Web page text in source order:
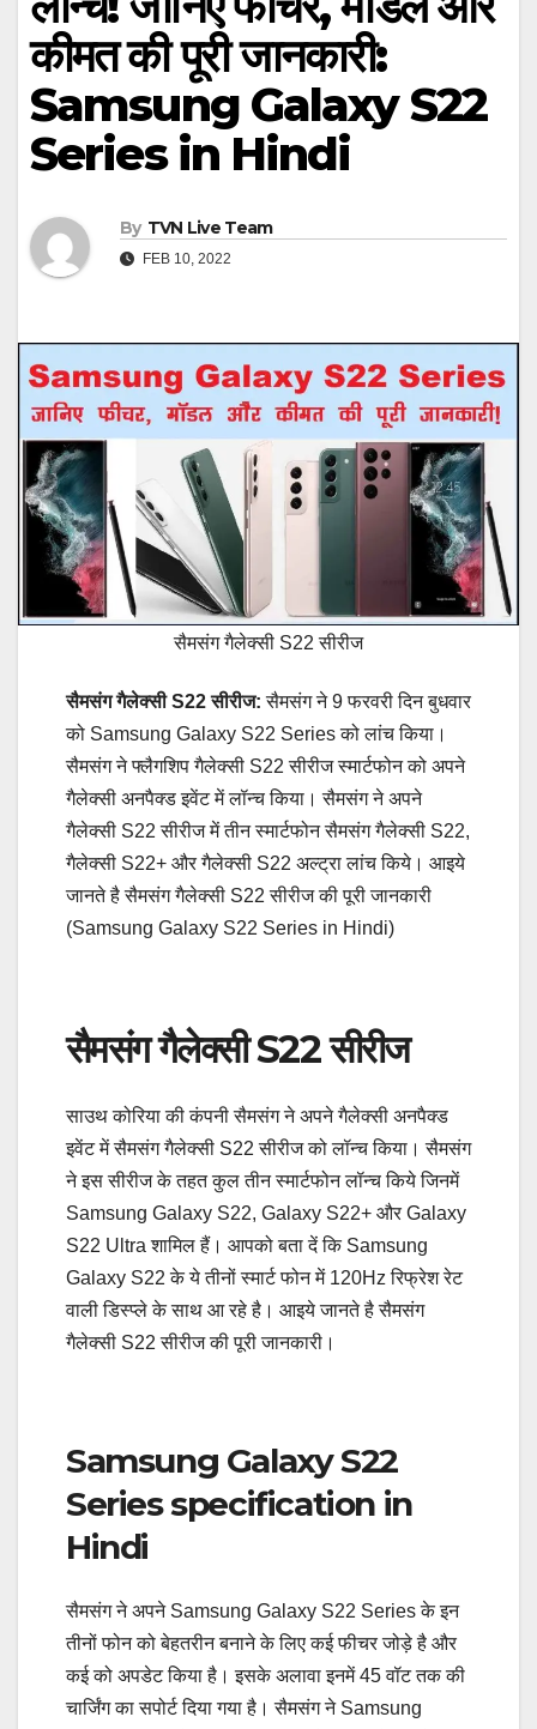
कीमत की पूरी जानकारी:
Samsung Galaxy S22
Series in Hindi
By TVN Live Team
FEB 10, 2022
सैमसंग गैलेक्सी S22 सीरीज
सैमसंग गैलेक्सी S22 सीरीज: सैमसंग ने 9 फरवरी दिन बुधवार
को Samsung Galaxy S22 Series को लांच किया।
सैमसंग ने फ्लैगशिप गैलेक्सी S22 सीरीज स्मार्टफोन को अपने
गैलेक्सी अनपैक्ड इवेंट में लॉन्च किया। सैमसंग ने अपने
गैलेक्सी S22 सीरीज में तीन स्मार्टफोन सैमसंग गैलेक्सी S22,
गैलेक्सी S22+ और गैलेक्सी S22 अल्ट्रा लांच किये। आइये
जानते है सैमसंग गैलेक्सी S22 सीरीज की पूरी जानकारी
(Samsung Galaxy S22 Series in Hindi)
सैमसंग गैलेक्सी S22 सीरीज
साउथ कोरिया की कंपनी सैमसंग ने अपने गैलेक्सी अनपैक्ड
इवेंट में सैमसंग गैलेक्सी S22 सीरीज को लॉन्च किया। सैमसंग
ने इस सीरीज के तहत कुल तीन स्मार्टफोन लॉन्च किये जिनमें
Samsung Galaxy S22, Galaxy S22+ और Galaxy
S22 Ultra शामिल हैं। आपको बता दें कि Samsung
Galaxy S22 के ये तीनों स्मार्ट फोन में 120Hz रिफ्रेश रेट
वाली डिस्प्ले के साथ आ रहे है। आइये जानते है सैमसंग
गैलेक्सी S22 सीरीज की पूरी जानकारी।
Samsung Galaxy S22
Series specification in
Hindi
सैमसंग ने अपने Samsung Galaxy S22 Series के इन
तीनों फोन को बेहतरीन बनाने के लिए कई फीचर जोड़े है और
कई को अपडेट किया है। इसके अलावा इनमें 45 वॉट तक की
चार्जिंग का सपोर्ट दिया गया है। सैमसंग ने Samsung